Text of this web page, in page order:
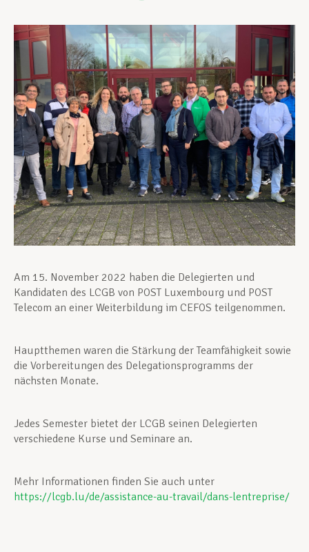
Unterstützung im Privatleben
Berufliche Weiterentwicklung
Mitglied werden
Aktuell
Am 15. November 2022 haben die Delegierten und
Kandidaten des LCGB von POST Luxembourg und POST
Telecom an einer Weiterbildung im CEFOS teilgenommen.
Hauptthemen waren die Stärkung der Teamfähigkeit sowie
die Vorbereitungen des Delegationsprogramms der
nächsten Monate.
Jedes Semester bietet der LCGB seinen Delegierten
verschiedene Kurse und Seminare an.
Mehr Informationen finden Sie auch unter
https://lcgb.lu/de/assistance-au-travail/dans-lentreprise/